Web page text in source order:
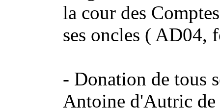
la cour des
ses oncles ( AD04,
- Donation de tous
Antoine d'Autric